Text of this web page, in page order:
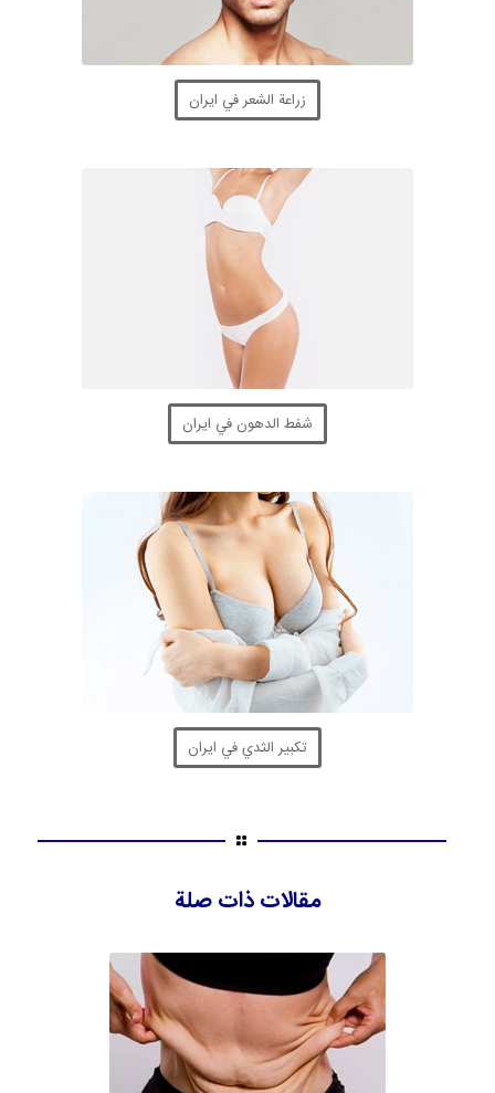
زراعة الشعر في ايران
شفط الدهون في ايران
تكبير الثدي في ايران
مقالات ذات صلة